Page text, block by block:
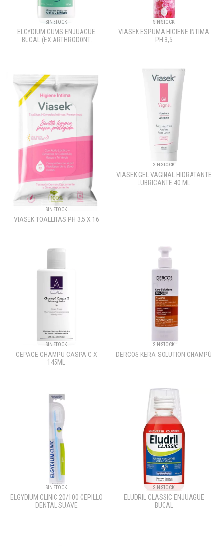
SIN STOCK
ELGYDIUM GUMS ENJUAGUE
BUCAL (EX ARTHRODONT
SIN STOCK
VIASEK ESPUMA HIGIENE INTIMA
PH 3,5
SIN STOCK
VIASEK TOALLITAS PH 3.5 X 16
SIN STOCK
VIASEK GEL VAGINAL HIDRATANTE
LUBRICANTE 40 ML
SIN STOCK
CEPAGE CHAMPU CASPA G X
145ML
SIN STOCK
DERCOS KERA-SOLUTION CHAMPÚ
SIN STOCK
ELGYDIUM CLINIC 20/100 CEPILLO
DENTAL SUAVE
SIN STOCK
ELUDRIL CLASSIC ENJUAGUE
BUCAL